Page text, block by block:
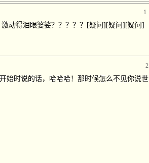
1
动得泪眼婆娑？？？？？[疑问][疑问][疑问]
2
始时说的话，哈哈哈！那时候怎么不见你说世